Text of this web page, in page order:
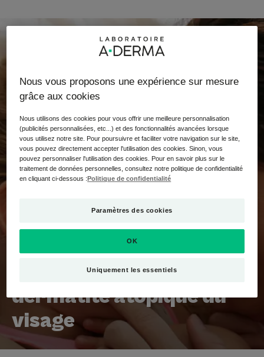
Reconnaître la
dermatite atopique du
visage
Nous vous proposons une expérience sur mesure
grâce aux cookies
Nous utilisons des cookies pour vous offrir une meilleure personnalisation
(publicités personnalisées, etc...) et des fonctionnalités avancées lorsque
vous utilisez notre site. Pour poursuivre et faciliter votre navigation sur le site,
vous pouvez directement accepter l'utilisation des cookies. Sinon, vous
pouvez personnaliser l'utilisation des cookies. Pour en savoir plus sur le
traitement de données personnelles, consultez notre politique de confidentialité
en cliquant ci-dessous : Politique de confidentialité
Paramètres des cookies
Uniquement les essentiels
OK